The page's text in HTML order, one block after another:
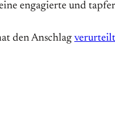
engagierte und
den Anschlag verurteilt